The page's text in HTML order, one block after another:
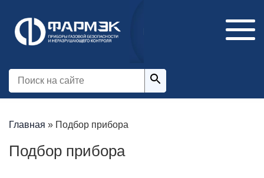
Главная » Подбор прибора
Подбор прибора